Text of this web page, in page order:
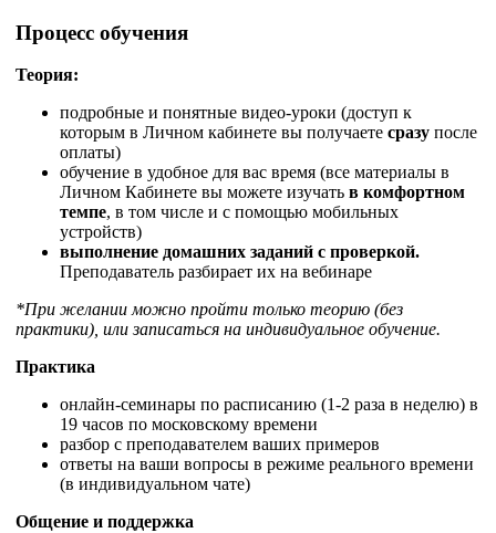
Процесс обучения
Теория:
подробные и понятные видео-уроки (доступ к
которым в Личном кабинете вы получаете сразу после
оплаты)
обучение в удобное для вас время (все материалы в
Личном Кабинете вы можете изучать в комфортном
темпе, в том числе и с помощью мобильных
устройств)
выполнение домашних заданий с проверкой.
Преподаватель разбирает их на вебинаре
*При желании можно пройти только теорию (без
практики), или записаться на индивидуальное обучение.
Практика
онлайн-семинары по расписанию (1-2 раза в неделю) в
19 часов по московскому времени
разбор с преподавателем ваших примеров
ответы на ваши вопросы в режиме реального времени
(в индивидуальном чате)
Общение и поддержка